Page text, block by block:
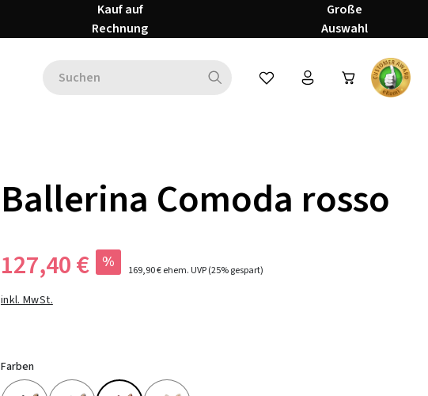
Kauf auf
Rechnung
Große
Auswahl
Du hast 0 Produkte auf dem
Ballerina Comoda rosso
127,40 € % 169,90 €ehem. UVP(25% gespart)
inkl. MwSt.
Farben